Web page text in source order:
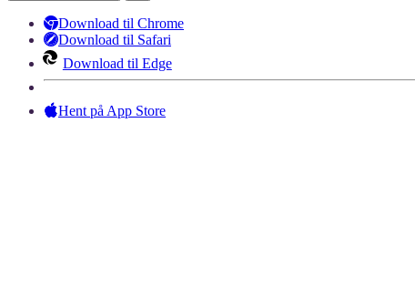
Download til Chrome
Download til Safari
Download til Edge
Hent på App Store